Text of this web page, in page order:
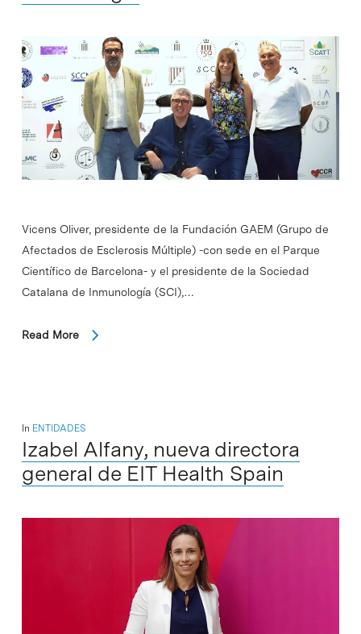
Vicens Oliver, presidente de la Fundación GAEM (Grupo de
Afectados de Esclerosis Múltiple) -con sede en el Parque
Científico de Barcelona- y el presidente de la Sociedad
Catalana de Inmunología (SCI),…
Read More
In ENTIDADES
Izabel Alfany, nueva directora
general de EIT Health Spain